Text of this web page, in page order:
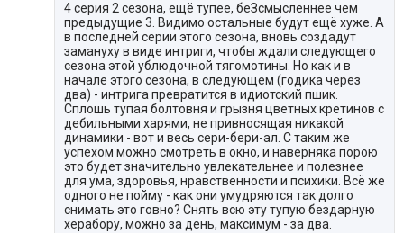
4 серия 2 сезона, ещё тупее, беЗсмысленнее чем
предыдущие 3. Видимо остальные будут ещё хуже. А
в последней серии этого сезона, вновь создадут
замануху в виде интриги, чтобы ждали следующего
сезона этой ублюдочной тягомотины. Но как и в
начале этого сезона, в следующем (годика через
два) - интрига превратится в идиотский пшик.
Сплошь тупая болтовня и грызня цветных кретинов с
дебильными харями, не привносящая никакой
динамики - вот и весь сери-бери-ал. С таким же
успехом можно смотреть в окно, и наверняка порою
это будет значительно увлекательнее и полезнее
для ума, здоровья, нравственности и психики. Всё же
одного не пойму - как они умудряются так долго
снимать это говно? Снять всю эту тупую бездарную
херабору, можно за день, максимум - за два.